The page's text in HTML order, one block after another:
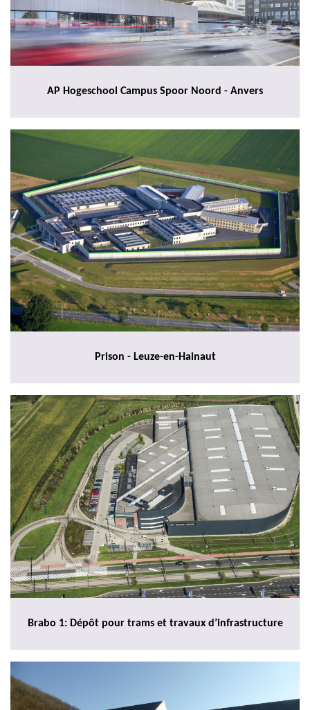
AP Hogeschool Campus Spoor Noord - Anvers
Prison - Leuze-en-Hainaut
Brabo 1: Dépôt pour trams et travaux d’infrastructure